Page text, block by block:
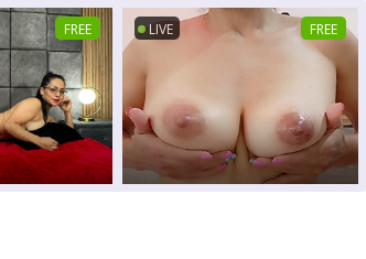
FREE LIVE FREE